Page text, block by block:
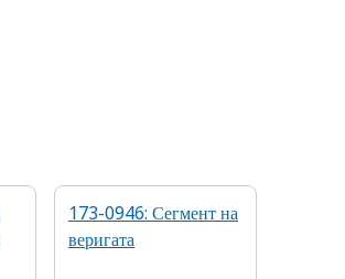
173-0946: Сегмент на
веригата